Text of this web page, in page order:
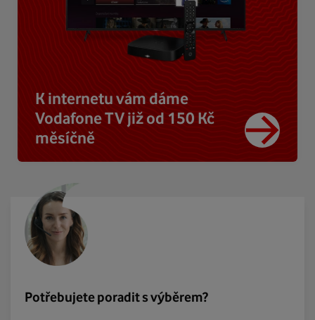
K internetu vám dáme
Vodafone TV již od 150 Kč
měsíčně
Potřebujete poradit s výběrem?